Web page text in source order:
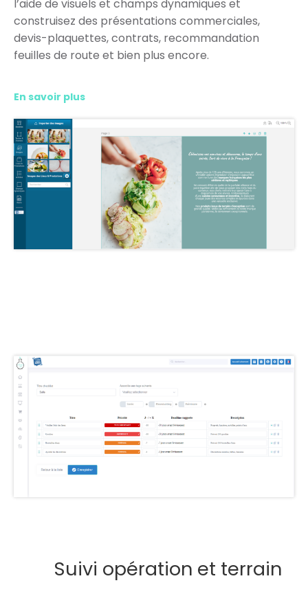
l’aide de visuels et champs dynamiques et
construisez des présentations commerciales,
devis-plaquettes, contrats, recommandation
feuilles de route et bien plus encore.
En savoir plus
Suivi opération et terrain